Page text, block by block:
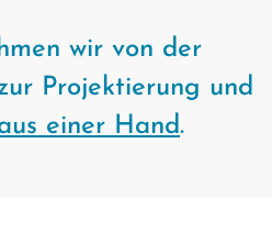
wir von der
Projektierung und
einer Hand.